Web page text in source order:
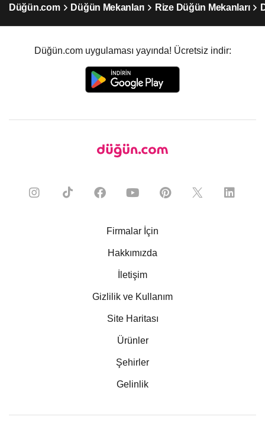
Düğün.com Düğün Mekanları Rize Düğün Mekanları
Düğün.com uygulaması yayında! Ücretsiz indir:
Firmalar İçin
Hakkımızda
İletişim
Gizlilik ve Kullanım
Site Haritası
Ürünler
Şehirler
Gelinlik